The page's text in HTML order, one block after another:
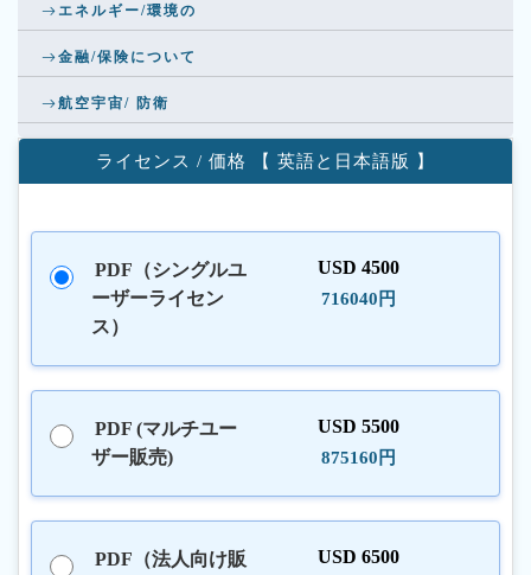
エネルギー/環境の
金融/保険について
航空宇宙/ 防衛
ライセンス / 価格 【 英語と日本語版 】
PDF（シングルユ
ーザーライセン
ス）
USD 4500
716040円
PDF (マルチユー
ザー販売)
USD 5500
875160円
PDF（法人向け販
USD 6500